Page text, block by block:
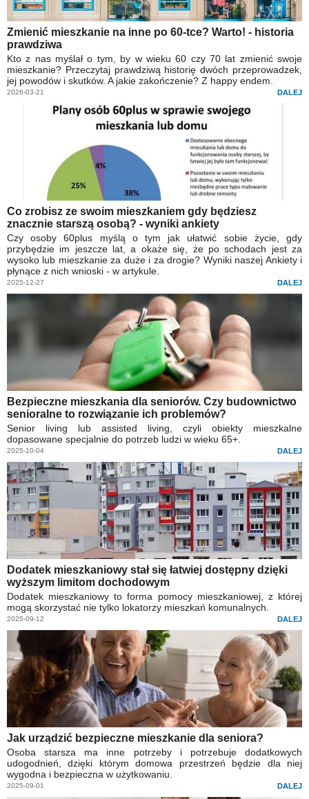
Zmienić mieszkanie na inne po 60-tce? Warto! - historia
prawdziwa
Kto z nas myślał o tym, by w wieku 60 czy 70 lat zmienić swoje
mieszkanie? Przeczytaj prawdziwą historię dwóch przeprowadzek,
jej powodów i skutków. A jakie zakończenie? Z happy endem.
2026-03-21 DALEJ
Co zrobisz ze swoim mieszkaniem gdy będziesz
znacznie starszą osobą? - wyniki ankiety
Czy osoby 60plus myślą o tym jak ułatwić sobie życie, gdy
przybędzie im jeszcze lat, a okaże się, że po schodach jest za
wysoko lub mieszkanie za duże i za drogie? Wyniki naszej Ankiety i
płynące z nich wnioski - w artykule.
2025-12-27 DALEJ
Bezpieczne mieszkania dla seniorów. Czy budownictwo
senioralne to rozwiązanie ich problemów?
Senior living lub assisted living, czyli obiekty mieszkalne
dopasowane specjalnie do potrzeb ludzi w wieku 65+.
2025-10-04 DALEJ
Dodatek mieszkaniowy stał się łatwiej dostępny dzięki
wyższym limitom dochodowym
Dodatek mieszkaniowy to forma pomocy mieszkaniowej, z której
mogą skorzystać nie tylko lokatorzy mieszkań komunalnych.
2025-09-12 DALEJ
Jak urządzić bezpieczne mieszkanie dla seniora?
Osoba starsza ma inne potrzeby i potrzebuje dodatkowych
udogodnień, dzięki którym domowa przestrzeń będzie dla niej
wygodna i bezpieczna w użytkowaniu.
2025-09-01 DALEJ